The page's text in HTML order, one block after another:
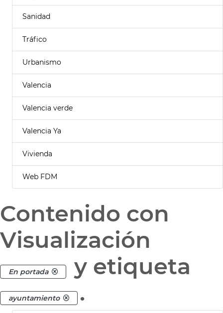
Sanidad
Tráfico
Urbanismo
Valencia
Valencia verde
Valencia Ya
Vivienda
Web FDM
Contenido con
Visualización
En portada y etiqueta
ayuntamiento .